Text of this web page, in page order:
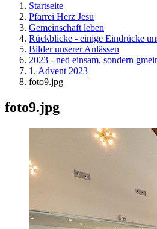
Startseite
Pfarrei Herz Jesu
Gemeinschaft leben
Rückblicke - einige Eindrücke
Bilder unserer Anlässen
2023 - ned einsam, sondern
1. Advent 2023
foto9.jpg
foto9.jpg